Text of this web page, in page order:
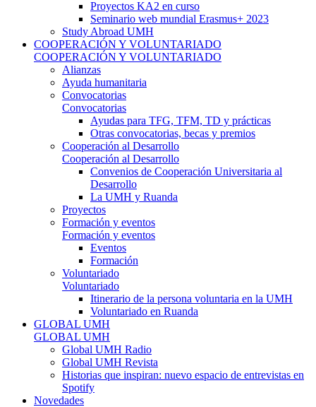
Proyectos KA2 en curso
Seminario web mundial Erasmus+ 2023
Study Abroad UMH
COOPERACIÓN Y VOLUNTARIADO
COOPERACIÓN Y VOLUNTARIADO
Alianzas
Ayuda humanitaria
Convocatorias
Convocatorias
Ayudas para TFG, TFM, TD y prácticas
Otras convocatorias, becas y premios
Cooperación al Desarrollo
Cooperación al Desarrollo
Convenios de Cooperación Universitaria al
Desarrollo
La UMH y Ruanda
Proyectos
Formación y eventos
Formación y eventos
Eventos
Formación
Voluntariado
Voluntariado
Itinerario de la persona voluntaria en la UMH
Voluntariado en Ruanda
GLOBAL UMH
GLOBAL UMH
Global UMH Radio
Global UMH Revista
Historias que inspiran: nuevo espacio de entrevistas en
Spotify
Novedades